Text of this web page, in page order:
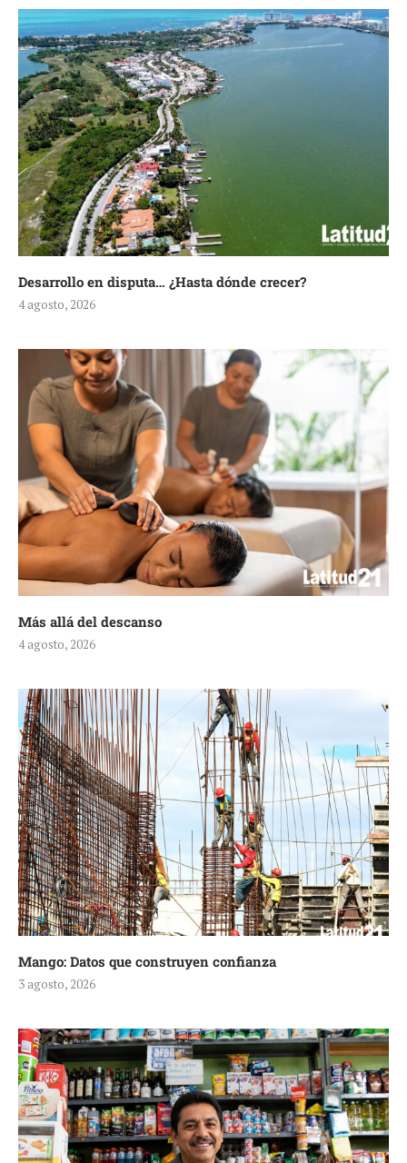
Desarrollo en disputa… ¿Hasta dónde crecer?
4 agosto, 2026
Más allá del descanso
4 agosto, 2026
Mango: Datos que construyen confianza
3 agosto, 2026